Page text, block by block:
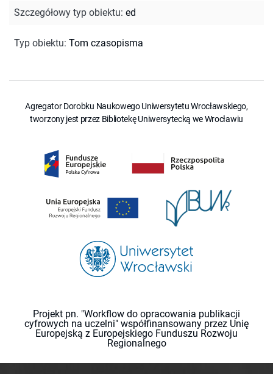
Szczegółowy typ obiektu: ed
Typ obiektu: Tom czasopisma
Agregator Dorobku Naukowego Uniwersytetu Wrocławskiego,
tworzony jest przez Bibliotekę Uniwersytecką we Wrocławiu
Projekt pn. "Workflow do opracowania publikacji
cyfrowych na uczelni" współfinansowany przez Unię
Europejską z Europejskiego Funduszu Rozwoju
Regionalnego